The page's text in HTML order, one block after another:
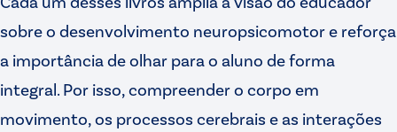
sobre o desenvolvimento neuropsicomotor e reforça
a importância de olhar para o aluno de forma
integral. Por isso, compreender o corpo em
movimento, os processos cerebrais e as interações